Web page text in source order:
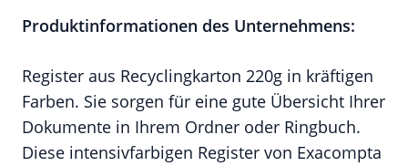
Produktinformationen des Unternehmens:
Register aus Recyclingkarton 220g in kräftigen
Farben. Sie sorgen für eine gute Übersicht Ihrer
Dokumente in Ihrem Ordner oder Ringbuch.
Diese intensivfarbigen Register von Exacompta